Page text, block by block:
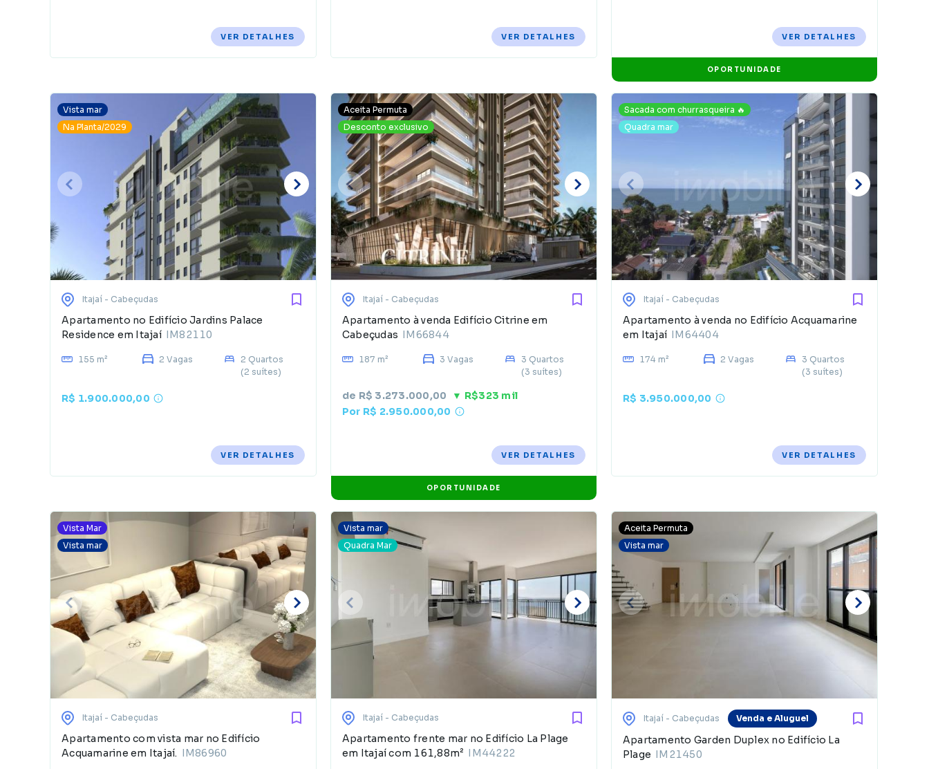
VER DETALHES VER DETALHES VER DETALHES
OPORTUNIDADE
Vista mar
Na Planta/2029
Itajaí - Cabeçudas
Apartamento no Edifício Jardins Palace
Residence em Itajaí IM82110
155 m² 2 Vagas
2 Quartos
(2 suítes)
R$ 1.900.000,00
VER DETALHES
Aceita Permuta
Desconto exclusivo
Itajaí - Cabeçudas
Apartamento à venda Edifício Citrine em
Cabeçudas IM66844
187 m² 3 Vagas
3 Quartos
(3 suítes)
de R$ 3.273.000,00
▼ R$323 mil
Por R$ 2.950.000,00
VER DETALHES
OPORTUNIDADE
Sacada com churrasqueira 🔥
Quadra mar
Itajaí - Cabeçudas
Apartamento à venda no Edifício Acquamarine
em Itajaí IM64404
174 m² 2 Vagas
3 Quartos
(3 suítes)
R$ 3.950.000,00
VER DETALHES
Vista Mar
Vista mar
Itajaí - Cabeçudas
Apartamento com vista mar no Edifício
Acquamarine em Itajaí. IM86960
Vista mar
Quadra Mar
Itajaí - Cabeçudas
Apartamento frente mar no Edifício La Plage
em Itajaí com 161,88m² IM44222
Aceita Permuta
Vista mar
Itajaí - Cabeçudas Venda e Aluguel
Apartamento Garden Duplex no Edifício La
Plage IM21450